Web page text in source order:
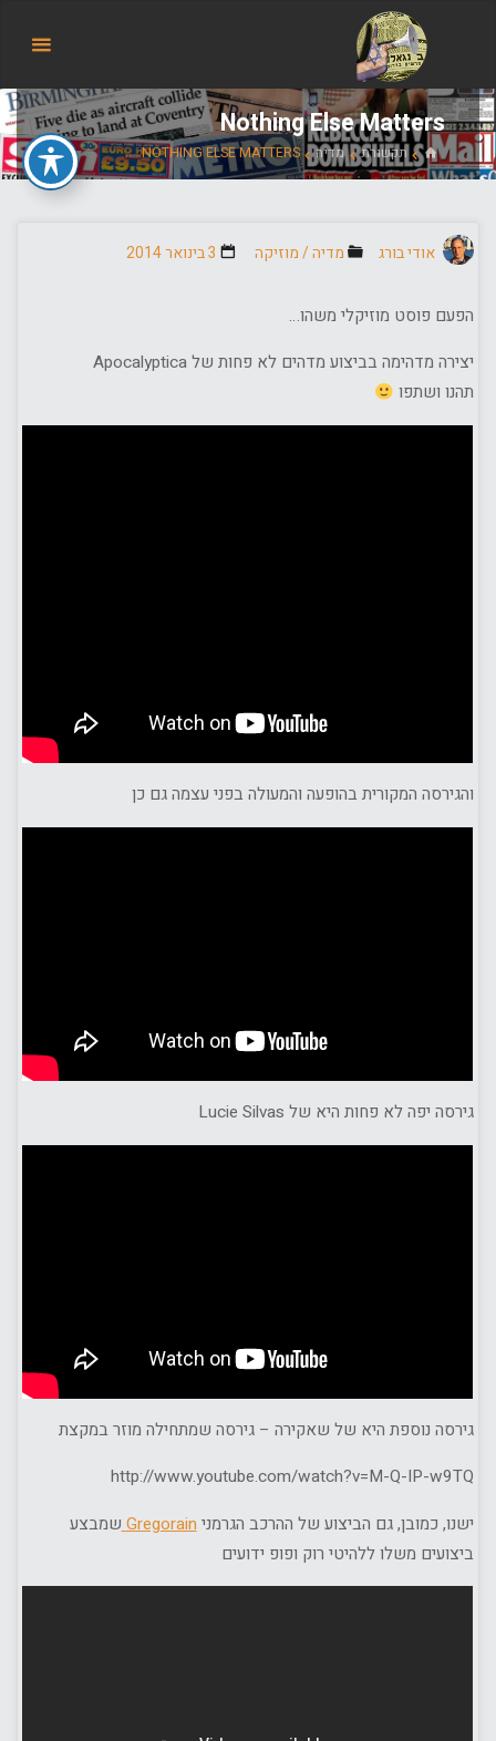
של
אודי
בורג
Nothing Else Matters
ביתתקשורת מדיה NOTHING ELSE MATTERS
אודי בורג מדיה / מוזיקה 3 בינואר 2014
הפעם פוסט מוזיקלי משהו…
יצירה מדהימה בביצוע מדהים לא פחות של Apocalyptica
תהנו ושתפו
והגירסה המקורית בהופעה והמעולה בפני עצמה גם כן
גירסה יפה לא פחות היא של Lucie Silvas
גירסה נוספת היא של שאקירה – גירסה שמתחילה מוזר במקצת
http://www.youtube.com/watch?v=M-Q-IP-w9TQ
ישנו, כמובן, גם הביצוע של ההרכב הגרמני Gregorain שמבצע
ביצועים משלו ללהיטי רוק ופופ ידועים